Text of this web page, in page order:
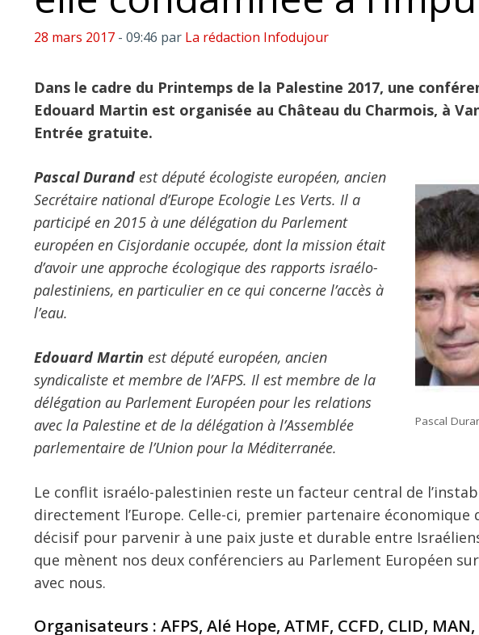
28 mars 2017 - 09:46 par La rédaction Infodujour
Dans le cadre du Printemps de la Palestine 2017, une
Edouard Martin est organisée au Château du Charmois, à
Entrée gratuite.
Pascal
Pascal Durand est député écologiste européen, ancien
Secrétaire national d’Europe Ecologie Les Verts. Il a
participé en 2015 à une délégation du Parlement
européen en Cisjordanie occupée, dont la mission était
d’avoir une approche écologique des rapports israélo-
palestiniens, en particulier en ce qui concerne l’accès à
l’eau.
Edouard Martin est député européen, ancien
syndicaliste et membre de l’AFPS. Il est membre de la
délégation au Parlement Européen pour les relations
avec la Palestine et de la délégation à l’Assemblée
parlementaire de l’Union pour la Méditerranée.
Le conflit israélo-palestinien reste un facteur central de
directement l’Europe. Celle-ci, premier partenaire économique
décisif pour parvenir à une paix juste et durable entre
que mènent nos deux conférenciers au Parlement Européen
avec nous.
Organisateurs : AFPS, Alé Hope, ATMF, CCFD, CLID,